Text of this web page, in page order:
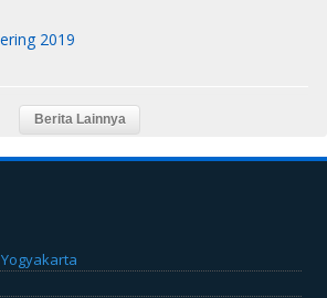
2019